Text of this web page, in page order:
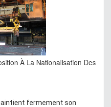
À La Nationalisation Des
fermement son